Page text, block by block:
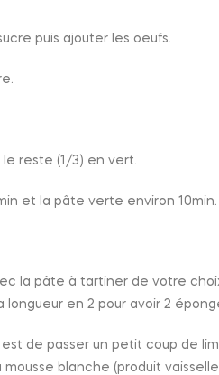
puis ajouter les oeufs.
reste (1/3) en vert.
et la pâte verte environ 10min.
la pâte à tartiner de votre
en 2 pour avoir 2
est de passer un petit coup de
blanche (produit